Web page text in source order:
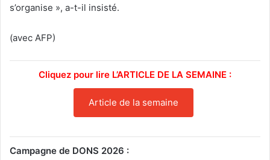
s’organise », a-t-il insisté.
(avec AFP)
Cliquez pour lire L’ARTICLE DE LA SEMAINE :
Article de la semaine
Campagne de DONS 2026 :